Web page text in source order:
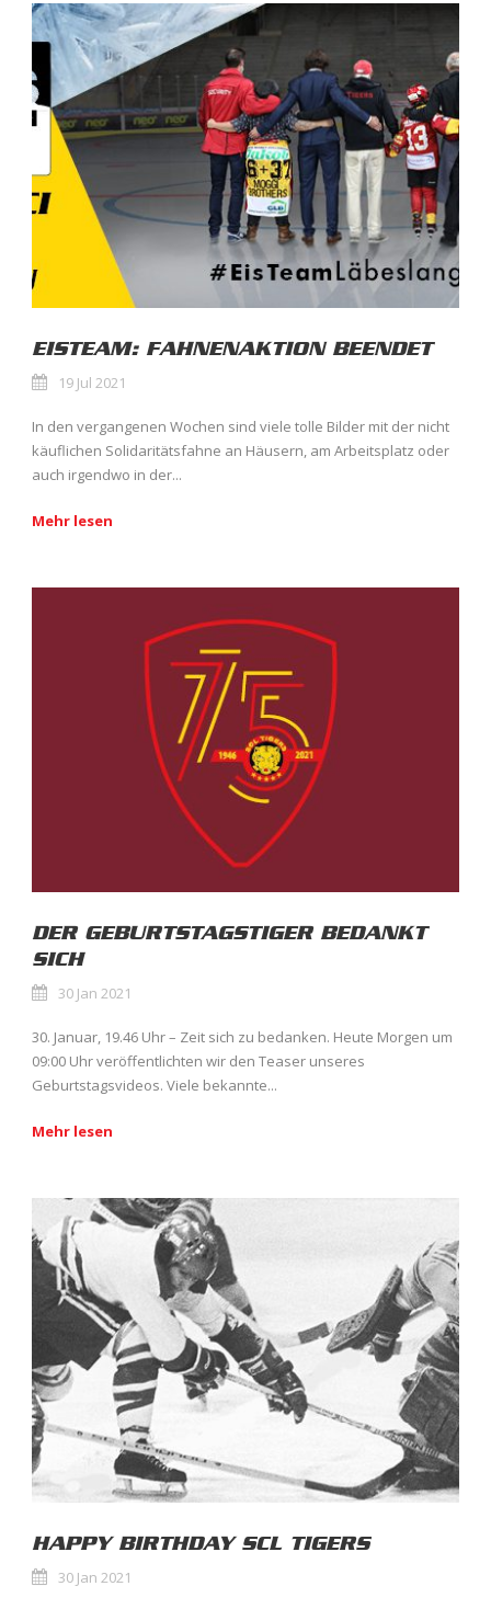
EISTEAM: FAHNENAKTION BEENDET
19 Jul 2021
In den vergangenen Wochen sind viele tolle Bilder mit der nicht
käuflichen Solidaritätsfahne an Häusern, am Arbeitsplatz oder
auch irgendwo in der...
Mehr lesen
DER GEBURTSTAGSTIGER BEDANKT
SICH
30 Jan 2021
30. Januar, 19.46 Uhr – Zeit sich zu bedanken. Heute Morgen um
09:00 Uhr veröffentlichten wir den Teaser unseres
Geburtstagsvideos. Viele bekannte...
Mehr lesen
HAPPY BIRTHDAY SCL TIGERS
30 Jan 2021